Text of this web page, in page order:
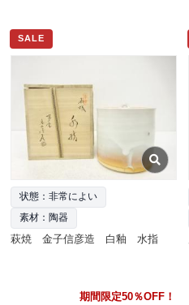
SALE
状態：非常によい
素材：陶器
萩焼 金子信彦造 白釉 水指
期間限定50％OFF！